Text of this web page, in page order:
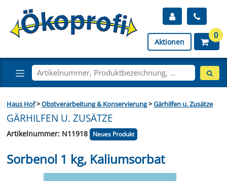
Aktionen
0
Haus Hof>Obstverarbeitung & Konservierung>Gärhilfen u. Zusätze
GÄRHILFEN U. ZUSÄTZE
Artikelnummer: N11918 Neues Produkt
Sorbenol 1 kg, Kaliumsorbat